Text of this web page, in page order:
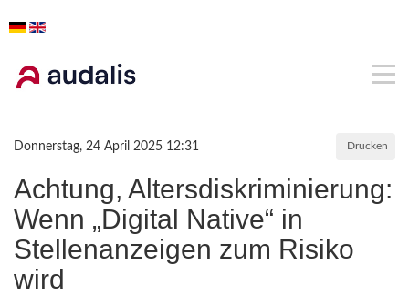
Donnerstag, 24 April 2025 12:31 Drucken
Achtung, Altersdiskriminierung:
Wenn „Digital Native“ in
Stellenanzeigen zum Risiko
wird